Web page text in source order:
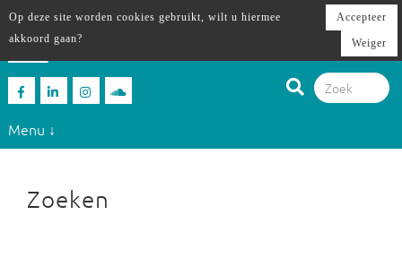
Menu ↓
Zoeken
Op deze site worden cookies gebruikt, wilt u hiermee
akkoord gaan?
Accepteer
Weiger